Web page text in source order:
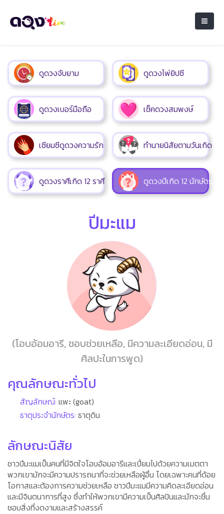
ดูดวงจับยาม ดูดวงไพ่ยิปซี
ดูดวงเบอร์มือถือ เช็คดวงสมพงษ์
เซียมซีดูดวงความรัก ทำนายนิสัยตามวันเกิด
ดูดวงราศีเกิด 12 ราศี ดูดวงปีเกิด 12 นักษัตร
ปีมะแม
(โอบอ้อมอารี, ชอบช่วยเหลือ, มีความละเอียดอ่อน, มี
ศิลปะในการพูด)
คุณลักษณะทั่วไป
สัญลักษณ์: แพะ (goat)
ธาตุประจำนักษัตร: ธาตุดิน
ลักษณะนิสัย
ชาวปีมะแมเป็นคนที่มีจิตใจโอบอ้อมอารีและเปี่ยมไปด้วยความเมตตา
พวกเขามักจะมีความปรารถนาที่จะช่วยเหลือผู้อื่น โดยเฉพาะคนที่ด้อย
โอกาสและต้องการความช่วยเหลือ ชาวปีมะแมมีความคิดละเอียดอ่อน
และมีจินตนาการที่สูง ซึ่งทำให้พวกเขามีความเป็นศิลปินและมักจะชื่น
ชอบสิ่งที่งดงามและสร้างสรรค์